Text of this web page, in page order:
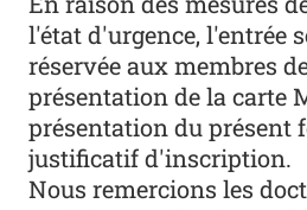
l'état d'urgence, l'entrée
réservée aux membres
présentation de la carte
présentation du présent
justificatif d'inscription.
Nous remercions les